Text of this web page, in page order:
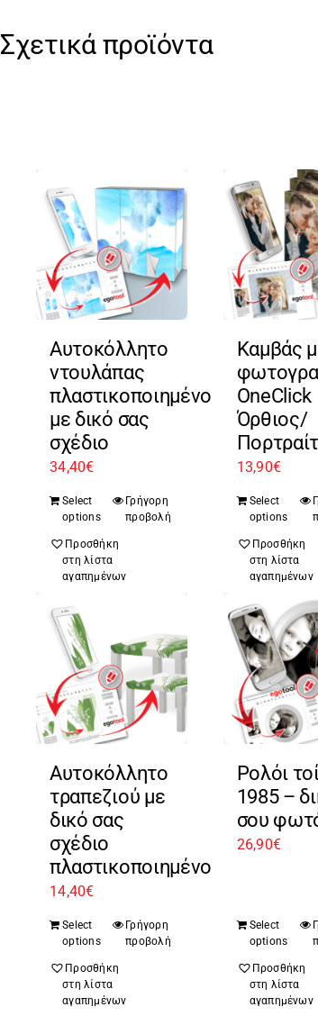
Σχετικά προϊόντα
Αυτοκόλλητο
ντουλάπας
πλαστικοποιημένο
με δικό σας
σχέδιο
34,40€
Select
options
Γρήγορη
προβολή
Προσθήκη
στη λίστα
αγαπημένων
Καμβάς
OneClick
Όρθιος/
13,90€
Select
options
Προσθήκη
στη λίστα
αγαπημένων
Αυτοκόλλητο
τραπεζιού με
δικό σας
σχέδιο
πλαστικοποιημένο
14,40€
Select
options
Γρήγορη
προβολή
Προσθήκη
στη λίστα
αγαπημένων
Ρολόι
1985 –
σου
26,90€
Select
options
Προσθήκη
στη λίστα
αγαπημένων